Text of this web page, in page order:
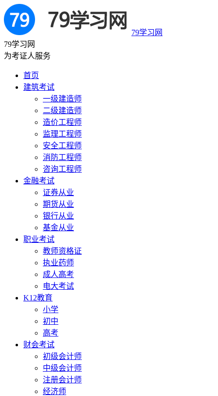
79学习网
79学习网
为考证人服务
首页
建筑考试
一级建造师
二级建造师
造价工程师
监理工程师
安全工程师
消防工程师
咨询工程师
金融考试
证券从业
期货从业
银行从业
基金从业
职业考试
教师资格证
执业药师
成人高考
电大考试
K12教育
小学
初中
高考
财会考试
初级会计师
中级会计师
注册会计师
经济师